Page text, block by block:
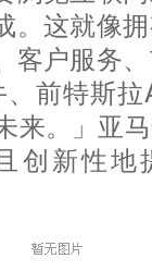
。这就像
客户服务
前特斯
来。」 亚
创新性地